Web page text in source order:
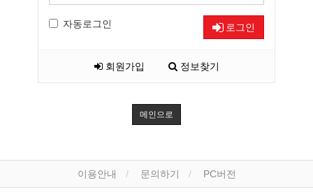
자동로그인 로그인
회원가입 정보찾기
메인으로
이용안내 문의하기 PC버전